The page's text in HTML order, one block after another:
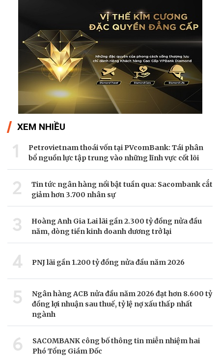
XEM NHIỀU
1
Petrovietnam thoái vốn tại PVcomBank: Tái phân
bổ nguồn lực tập trung vào những lĩnh vực cốt lõi
2
Tin tức ngân hàng nổi bật tuần qua: Sacombank cắt
giảm hơn 3.700 nhân sự
3
Hoàng Anh Gia Lai lãi gần 2.300 tỷ đồng nửa đầu
năm, dòng tiền kinh doanh dương trở lại
4 PNJ lãi gần 1.200 tỷ đồng nửa đầu năm 2026
5
Ngân hàng ACB nửa đầu năm 2026 đạt hơn 8.600 tỷ
đồng lợi nhuận sau thuế, tỷ lệ nợ xấu thấp nhất
ngành
6
SACOMBANK công bố thông tin miễn nhiệm hai
Phó Tổng Giám Đốc